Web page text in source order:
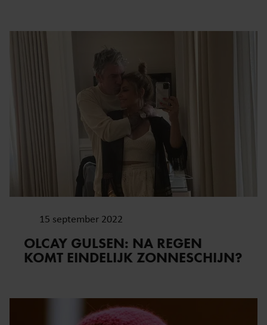
15 september 2022
OLCAY GULSEN: NA REGEN
KOMT EINDELIJK ZONNESCHIJN?